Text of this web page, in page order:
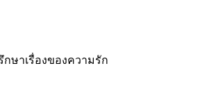
ษาเรื่องของความรัก